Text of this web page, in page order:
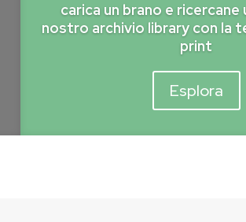
carica un brano e ricercane
nostro archivio library con la
print
Esplora